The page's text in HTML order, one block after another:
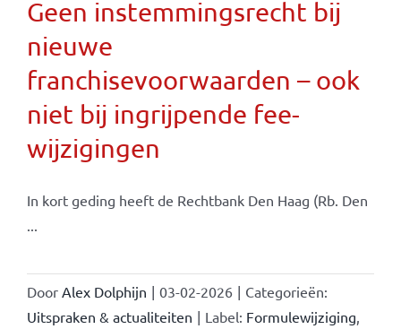
Geen instemmingsrecht bij
nieuwe
franchisevoorwaarden – ook
niet bij ingrijpende fee-
wijzigingen
In kort geding heeft de Rechtbank Den Haag (Rb. Den
Door Alex Dolphijn | 03-02-2026 | Categorieën:
Uitspraken & actualiteiten | Label: Formulewijziging